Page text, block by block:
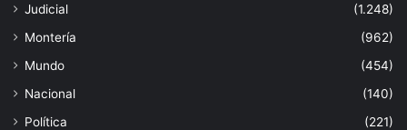
Judicial
(1.248)
Montería
(962)
Mundo
(454)
Nacional
(140)
Política
(221)